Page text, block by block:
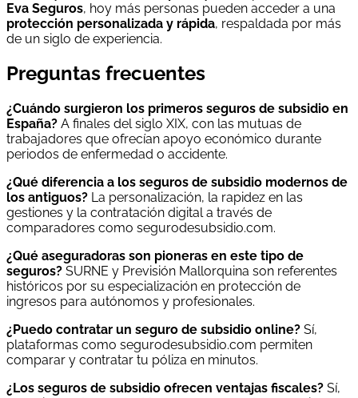
Eva Seguros, hoy más personas pueden acceder a una
protección personalizada y rápida, respaldada por más
de un siglo de experiencia.
Preguntas frecuentes
¿Cuándo surgieron los primeros seguros de subsidio en
España? A finales del siglo XIX, con las mutuas de
trabajadores que ofrecían apoyo económico durante
periodos de enfermedad o accidente.
¿Qué diferencia a los seguros de subsidio modernos de
los antiguos? La personalización, la rapidez en las
gestiones y la contratación digital a través de
comparadores como segurodesubsidio.com.
¿Qué aseguradoras son pioneras en este tipo de
seguros? SURNE y Previsión Mallorquina son referentes
históricos por su especialización en protección de
ingresos para autónomos y profesionales.
¿Puedo contratar un seguro de subsidio online? Sí,
plataformas como segurodesubsidio.com permiten
comparar y contratar tu póliza en minutos.
¿Los seguros de subsidio ofrecen ventajas fiscales? Sí,